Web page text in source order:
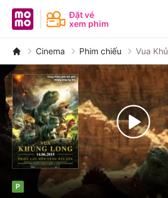
MoMo - Ứng dụng tài chính
Đặt vé
xem phim
Cinema Phim chiếu Vua
P